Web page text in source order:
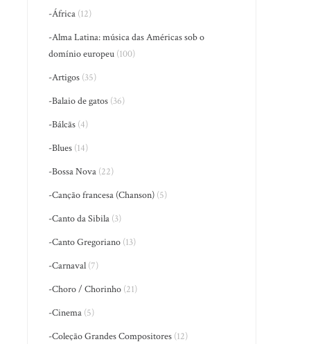
-África (12)
-Alma Latina: música das Américas sob o
domínio europeu (100)
-Artigos (35)
-Balaio de gatos (36)
-Bálcãs (4)
-Blues (14)
-Bossa Nova (22)
-Canção francesa (Chanson) (5)
-Canto da Sibila (3)
-Canto Gregoriano (13)
-Carnaval (7)
-Choro / Chorinho (21)
-Cinema (5)
-Coleção Grandes Compositores (12)